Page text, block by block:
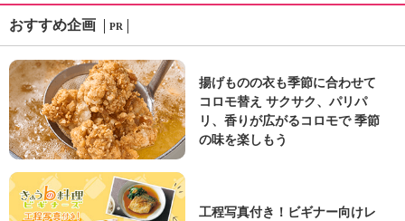
おすすめ企画 PR
揚げものの衣も季節に合わせて
コロモ替え サクサク、パリパ
リ、香りが広がるコロモで 季節
の味を楽しもう
工程写真付き！ビギナー向けレ